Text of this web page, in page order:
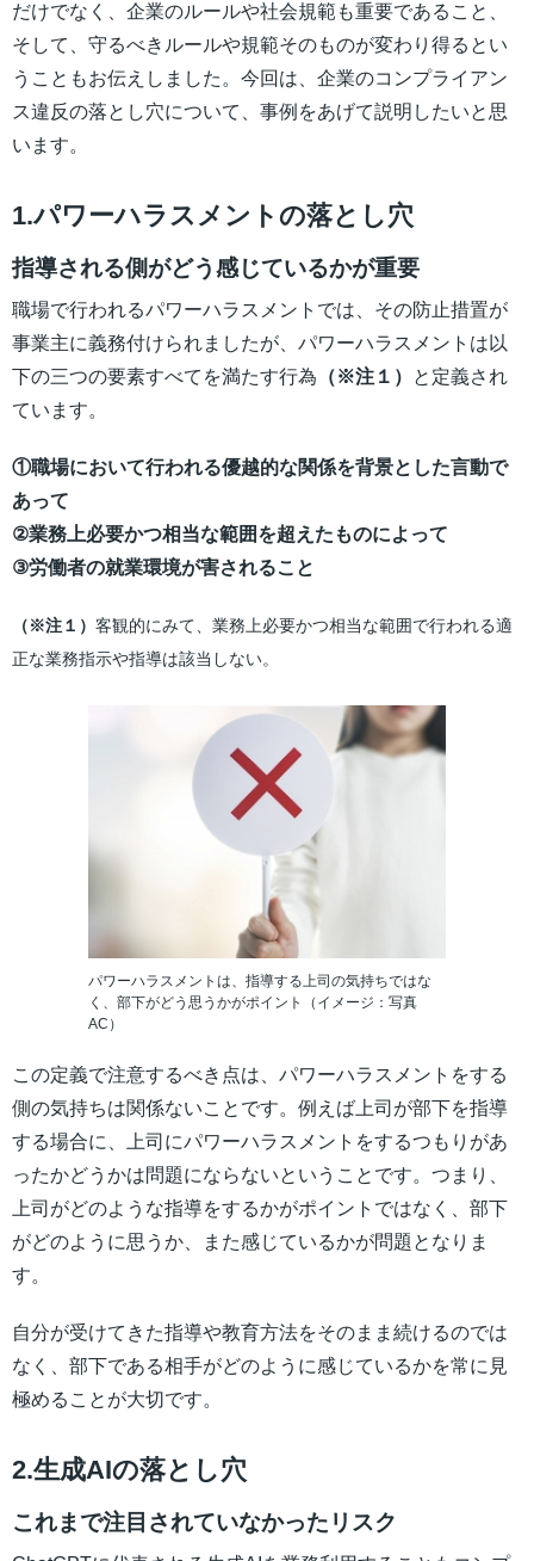
だけでなく、企業のルールや社会規範も重要であること、
そして、守るべきルールや規範そのものが変わり得るとい
うこともお伝えしました。今回は、企業のコンプライアン
ス違反の落とし穴について、事例をあげて説明したいと思
います。
1.パワーハラスメントの落とし穴
指導される側がどう感じているかが重要
職場で行われるパワーハラスメントでは、その防止措置が
事業主に義務付けられましたが、パワーハラスメントは以
下の三つの要素すべてを満たす行為 （※注１）
と定義され
ています。
①職場において行われる優越的な関係を背景とした言動で
あって
②業務上必要かつ相当な範囲を超えたものによって
③労働者の就業環境が害されること
（※注１） 客観的にみて、業務上必要かつ相当な範囲で行われる適
正な業務指示や指導は該当しない。
パワーハラスメントは、指導する上司の気持ちではな
く、部下がどう思うかがポイント（イメージ：写真
AC）
この定義で注意するべき点は、パワーハラスメントをする
側の気持ちは関係ないことです。例えば上司が部下を指導
する場合に、上司にパワーハラスメントをするつもりがあ
ったかどうかは問題にならないということです。つまり、
上司がどのような指導をするかがポイントではなく、部下
がどのように思うか、また感じているかが問題となりま
す。
自分が受けてきた指導や教育方法をそのまま続けるのでは
なく、部下である相手がどのように感じているかを常に見
極めることが大切です。
2.生成AIの落とし穴
これまで注目されていなかったリスク